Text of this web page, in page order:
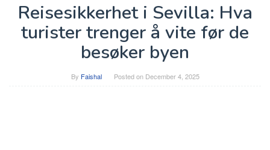
Reisesikkerhet i Sevilla: Hva
turister trenger å vite før de
besøker byen
By Faishal Posted on December 4, 2025